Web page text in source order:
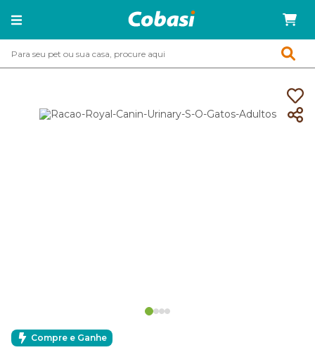
Compre e Ganhe